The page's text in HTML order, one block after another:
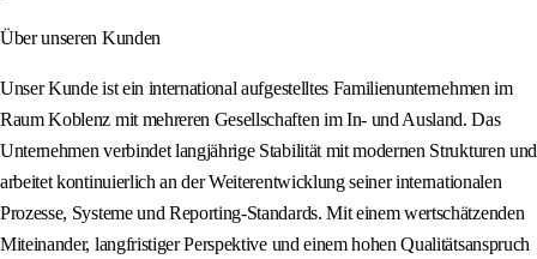
Über unseren Kunden
Unser Kunde ist ein international aufgestelltes Familienunternehmen im
Raum Koblenz mit mehreren Gesellschaften im In- und Ausland. Das
Unternehmen verbindet langjährige Stabilität mit modernen Strukturen und
arbeitet kontinuierlich an der Weiterentwicklung seiner internationalen
Prozesse, Systeme und Reporting‑Standards. Mit einem wertschätzenden
Miteinander, langfristiger Perspektive und einem hohen Qualitätsanspruch